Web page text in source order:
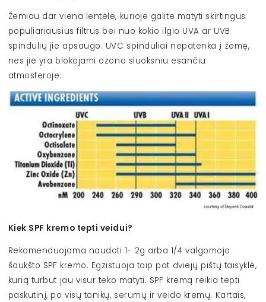
Žemiau dar viena lentėle, kurioje galite matyti skirtingus
populiariausius filtrus bei nuo kokio ilgio UVA ar UVB
spindulių jie apsaugo. UVC spinduliai nepatenka į žemę,
nes jie yra blokojami ozono sluoksniu esančiu
atmosferoje.
Kiek SPF kremo tepti veidui?
Rekomenduojama naudoti 1- 2g arba 1/4 valgomojo
šaukšto SPF kremo. Egzistuoja taip pat dviejų pištų taisyklė,
kurią turbut jau visur teko matyti. SPF kremą reikia tepti
paskutinį, po visų tonikų, serumų ir veido kremų. Kartais,